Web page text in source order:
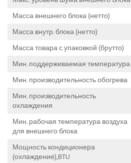
Масса внешнего блока (нетто)
Масса внутр. блока (нетто)
Масса товара с упаковкой (брутто)
Мин. поддерживаемая температура
Мин. производительность обогрева
Мин. производительность
охлаждения
Мин. рабочая температура воздуха
для внешнего блока
Мощность кондиционера
(охлаждение),BTU